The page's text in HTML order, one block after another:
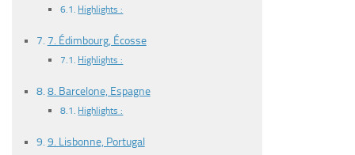
Highlights :
7. Édimbourg, Écosse
Highlights :
8. Barcelone, Espagne
Highlights :
9. Lisbonne, Portugal